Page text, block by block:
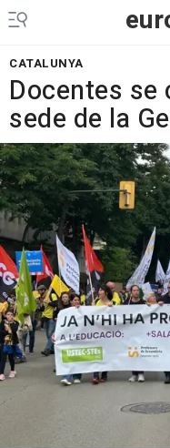
CATALUNYA
Docentes se
sede de la